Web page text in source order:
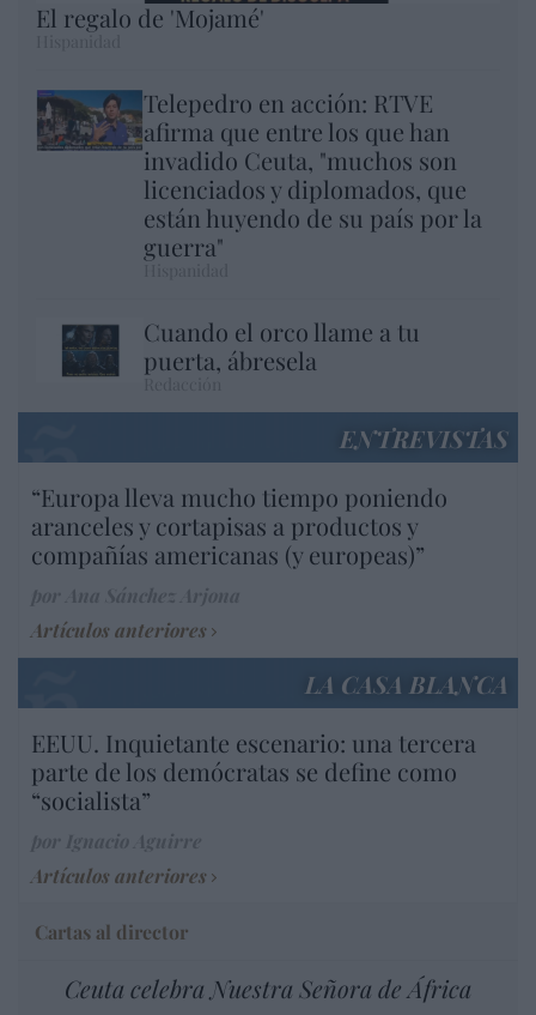
El regalo de 'Mojamé'
Telepedro en acción: RTVE
afirma que entre los que han
invadido Ceuta, "muchos son
licenciados y diplomados, que
están huyendo de su país por la
guerra"
Cuando el orco llame a tu
puerta, ábresela
ENTREVISTAS
“Europa lleva mucho tiempo poniendo
aranceles y cortapisas a productos y
compañías americanas (y europeas)”
Artículos anteriores
LA CASA BLANCA
EEUU. Inquietante escenario: una tercera
parte de los demócratas se define como
“socialista”
Artículos anteriores
Cartas al director
Ceuta celebra Nuestra Señora de África